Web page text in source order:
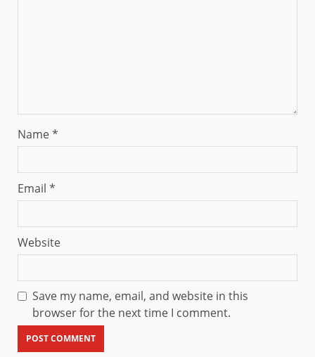
Name*
Email *
Website
Save my name, email, and website in this
browser for the next time I comment.